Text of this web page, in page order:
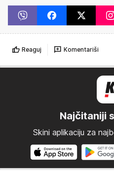
Reaguj Komentariši
Najčitaniji
Skini aplikaciju za